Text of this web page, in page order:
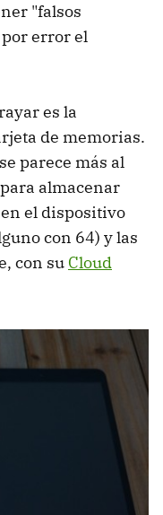
"falsos
error el
es la
de memorias.
parece más al
almacenar
el dispositivo
con 64) y las
con su Cloud